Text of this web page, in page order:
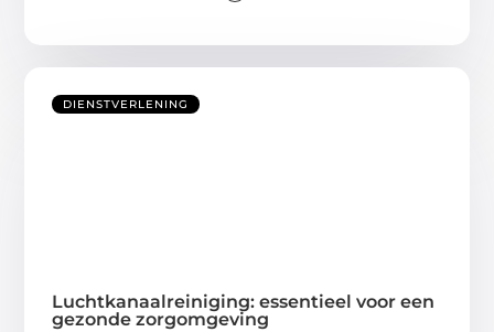
DIENSTVERLENING
Luchtkanaalreiniging: essentieel voor een
gezonde zorgomgeving